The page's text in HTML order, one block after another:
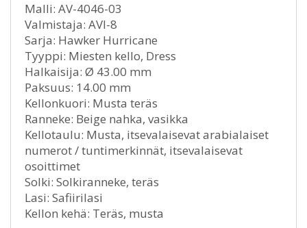
Malli: AV-4046-03
Valmistaja: AVI-8
Sarja: Hawker Hurricane
Tyyppi: Miesten kello, Dress
Halkaisija: Ø 43.00 mm
Paksuus: 14.00 mm
Kellonkuori: Musta teräs
Ranneke: Beige nahka, vasikka
Kellotaulu: Musta, itsevalaisevat arabialaiset
numerot / tuntimerkinnät, itsevalaisevat
osoittimet
Solki: Solkiranneke, teräs
Lasi: Safiirilasi
Kellon kehä: Teräs, musta